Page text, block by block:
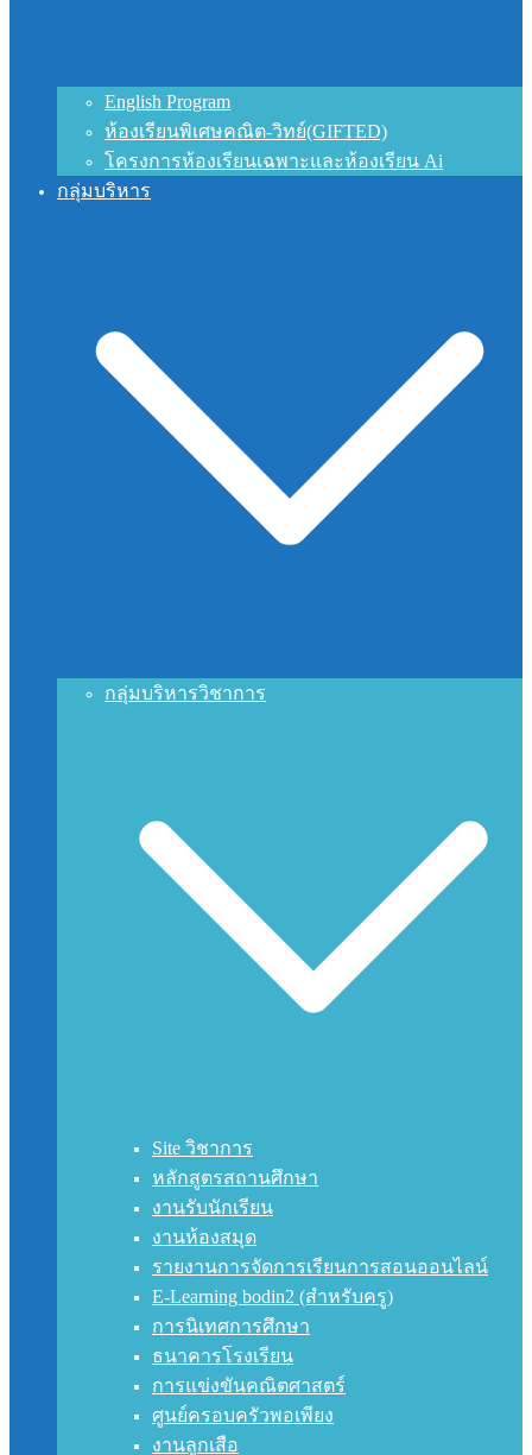
English Program
ห้องเรียนพิเศษคณิต-วิทย์(GIFTED)
โครงการห้องเรียนเฉพาะและห้องเรียน Ai
กลุ่มบริหาร
กลุ่มบริหารวิชาการ
Site วิชาการ
หลักสูตรสถานศึกษา
งานรับนักเรียน
งานห้องสมุด
รายงานการจัดการเรียนการสอนออนไลน์
E-Learning bodin2 (สำหรับครู)
การนิเทศการศึกษา
ธนาคารโรงเรียน
การแข่งขันคณิตศาสตร์
ศูนย์ครอบครัวพอเพียง
งานลูกเสือ